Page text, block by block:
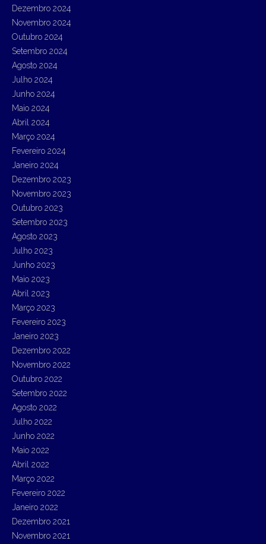
Dezembro 2024
Novembro 2024
Outubro 2024
Setembro 2024
Agosto 2024
Julho 2024
Junho 2024
Maio 2024
Abril 2024
Março 2024
Fevereiro 2024
Janeiro 2024
Dezembro 2023
Novembro 2023
Outubro 2023
Setembro 2023
Agosto 2023
Julho 2023
Junho 2023
Maio 2023
Abril 2023
Março 2023
Fevereiro 2023
Janeiro 2023
Dezembro 2022
Novembro 2022
Outubro 2022
Setembro 2022
Agosto 2022
Julho 2022
Junho 2022
Maio 2022
Abril 2022
Março 2022
Fevereiro 2022
Janeiro 2022
Dezembro 2021
Novembro 2021